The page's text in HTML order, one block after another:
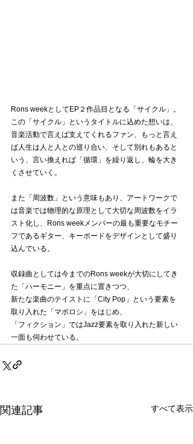
Rons weekとしてEP２作品目となる「サイクル」。
この「サイクル」というタイトルに込めた想いは、
音楽活動で言えば支えてくれるファン、もっと言え
ば人生は人と人との巡り合い、そして別れもあると
いう、言い換えれば「循環」を繰り返し、輪を大き
くさせていく。
また「周波数」という意味もあり、アートワークで
は音楽では物理的な原理として大切な周波数をイラ
スト化し、Rons weekメンバーの最も重要なモチー
フであるギター、キーボードをデザインとして盛り
込んでいる。
収録曲としては今までのRons weekが大切にしてき
た「ハーモニー」を重点に置きつつ、
新たな楽曲のテイストに「City Pop」という要素を
取り入れた「マボロシ」をはじめ、
「フィクション」ではJazz要素を取り入れた新しい
一面も伺わせている。
関連記事 すべて表示